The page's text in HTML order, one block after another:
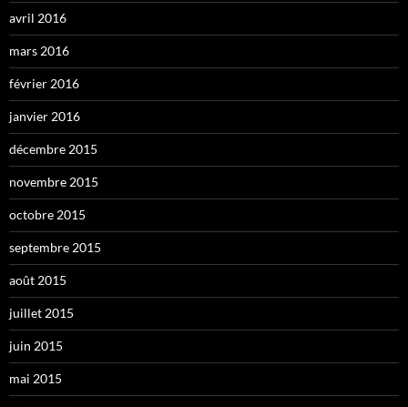
avril 2016
mars 2016
février 2016
janvier 2016
décembre 2015
novembre 2015
octobre 2015
septembre 2015
août 2015
juillet 2015
juin 2015
mai 2015